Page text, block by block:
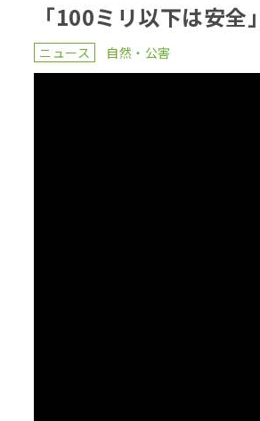
「100ミリ以下は安
ニュース 自然・公害